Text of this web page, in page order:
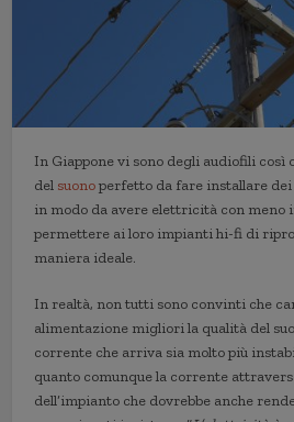
In Giappone vi sono degli audiofili così
del suonoperfetto da fare installare
in modo da avere elettricità con
permettere ai loro impianti hi-fi di
maniera ideale.
In realtà, non tutti sono convinti che
alimentazione migliori la qualità del
corrente che arriva sia molto più
quanto comunque la corrente
dell’impianto che dovrebbe anche